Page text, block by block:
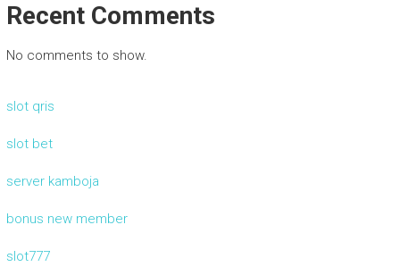
Recent Comments
No comments to show.
slot qris
slot bet
server kamboja
bonus new member
slot777